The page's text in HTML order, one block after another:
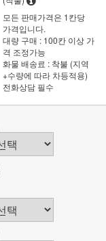
모든 판매가격은 1칸당
가격입니다.
대량 구매 : 100칸 이상 가
격 조정가능
화물 배송료 : 착불 (지역
+수량에 따라 차등적용)
전화상담 필수